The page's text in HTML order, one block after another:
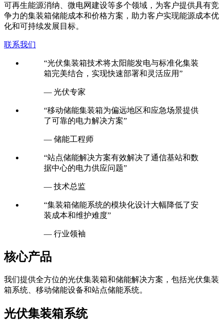
可再生能源消纳、微电网建设等多个领域，为客户提供具有竞
争力的集装箱储能成本和价格方案，助力客户实现能源成本优
化和可持续发展目标。
联系我们
“光伏集装箱技术将太阳能发电与标准化集装
箱完美结合，实现快速部署和灵活应用”
— 光伏专家
“移动储能集装箱为偏远地区和应急场景提供
了可靠的电力解决方案”
— 储能工程师
“站点储能解决方案有效解决了通信基站和数
据中心的电力供应问题”
— 技术总监
“集装箱储能系统的模块化设计大幅降低了安
装成本和维护难度”
— 行业领袖
核心产品
我们提供全方位的光伏集装箱和储能解决方案，包括光伏集装
箱系统、移动储能设备和站点储能系统。
光伏集装箱系统